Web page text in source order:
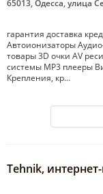
65013, Одесса, улица
гарантия доставка
Автоионизаторы
товары 3D очки AV
системы MP3 плееры
Крепления, кр…
Tehnik,